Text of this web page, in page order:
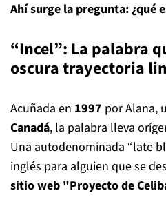
Ahí surge la pregunta: ¿qué
“Incel”: La palabra
oscura trayectoria
Acuñada en 1997 por Alana,
Canadá, la palabra lleva
Una autodenominada “late
inglés para alguien que se
sitio web "Proyecto de